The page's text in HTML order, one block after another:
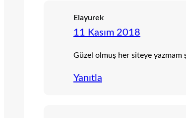
Elayurek
11 Kasım 2018
Güzel olmuş her siteye yazmam
Yanıtla